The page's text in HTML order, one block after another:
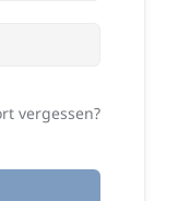
vergessen?